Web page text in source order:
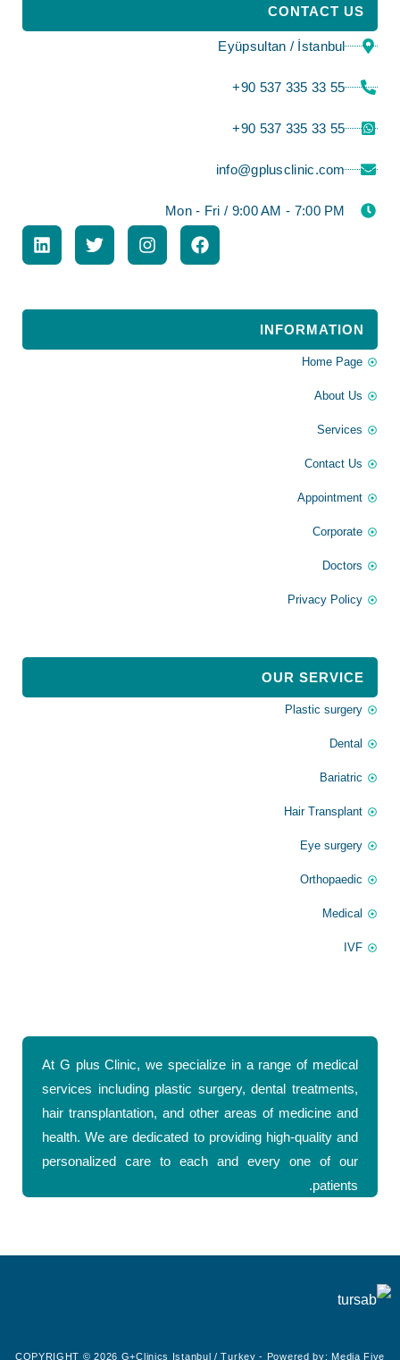
CONTACT US
Eyüpsultan / İstanbul
⁦+90 537 335 33 55⁩
⁦+90 537 335 33 55⁩
info@gplusclinic.com
Mon - Fri / 9:00 AM - 7:00 PM
INFORMATION
Home Page
About Us
Services
Contact Us
Appointment
Corporate
Doctors
Privacy Policy
OUR SERVICE
Plastic surgery
Dental
Bariatric
Hair Transplant
Eye surgery
Orthopaedic
Medical
IVF
At G plus Clinic, we specialize in a range of medical
services including plastic surgery, dental treatments,
hair transplantation, and other areas of medicine and
health. We are dedicated to providing high-quality and
personalized care to each and every one of our
patients.
COPYRIGHT © 2026 G+Clinics Istanbul / Turkey - Powered by: Media Five